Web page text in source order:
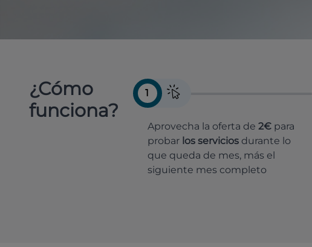
¿Cómo
funciona?
1
Aprovecha la oferta de 2€ para
probar los servicios durante lo
que queda de mes, más el
siguiente mes completo